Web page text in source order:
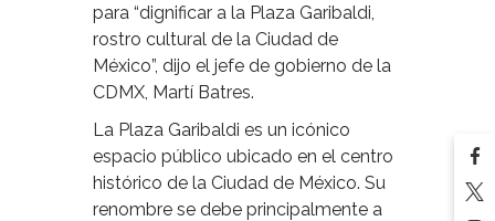
para “dignificar a la Plaza Garibaldi,
rostro cultural de la Ciudad de
México”, dijo el jefe de gobierno de la
CDMX, Martí Batres.
La Plaza Garibaldi es un icónico
espacio público ubicado en el centro
histórico de la Ciudad de México. Su
renombre se debe principalmente a